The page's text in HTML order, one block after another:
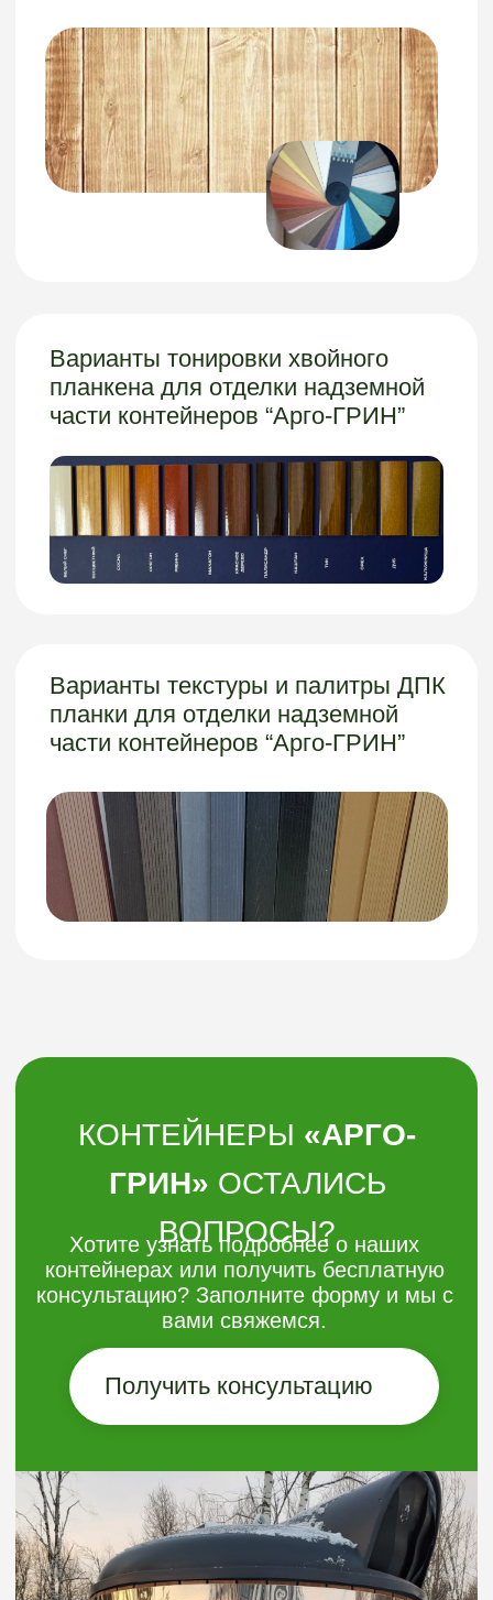
Чертежи
Инструкции
Септики
ArgoPlast
Погреб для
хранения
Мелкозаглубленный контейнер
2000
Наземный контейнер
3000
Заглубленный контейнер
3500
Заглубленный контейнер
5000
Заглубленный конусный контейнер
5000
Заглубленный конусный контейнер
3500
Заглубленный контейнер для пластика и
ПЭТ 5000
Заглубленный контейнер для бумаги и
Заглубленный контейнер для
Информация на сайте носит ознакомительный
характер и не является публичной офертой,
определяемой положениями статьи 437
Гражданского кодекса РФ
Политика
конфиденциальности